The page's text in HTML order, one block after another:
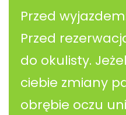
Przed
Przed
do okulisty.
ciebie zmiany
obrębie oczu